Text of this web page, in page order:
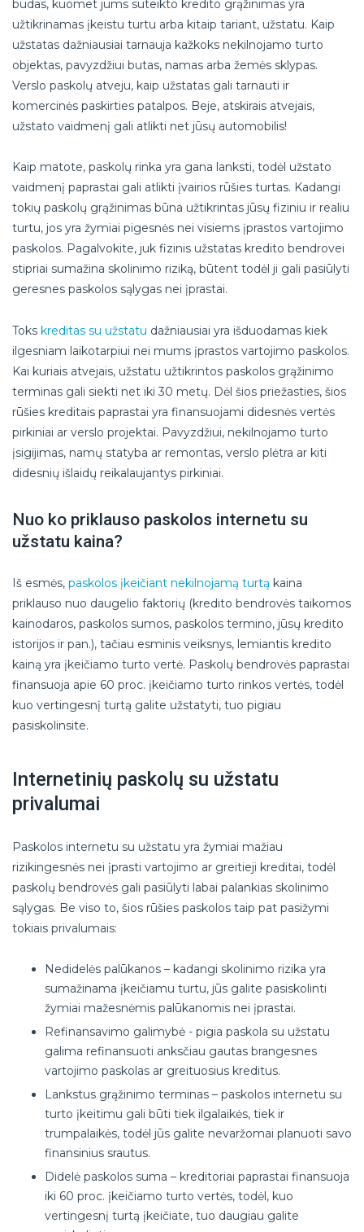
būdas, kuomet jums suteikto kredito grąžinimas yra
užtikrinamas įkeistu turtu arba kitaip tariant, užstatu. Kaip
užstatas dažniausiai tarnauja kažkoks nekilnojamo turto
objektas, pavyzdžiui butas, namas arba žemės sklypas.
Verslo paskolų atveju, kaip užstatas gali tarnauti ir
komercinės paskirties patalpos. Beje, atskirais atvejais,
užstato vaidmenį gali atlikti net jūsų automobilis!
Kaip matote, paskolų rinka yra gana lanksti, todėl užstato
vaidmenį paprastai gali atlikti įvairios rūšies turtas. Kadangi
tokių paskolų grąžinimas būna užtikrintas jūsų fiziniu ir realiu
turtu, jos yra žymiai pigesnės nei visiems įprastos vartojimo
paskolos. Pagalvokite, juk fizinis užstatas kredito bendrovei
stipriai sumažina skolinimo riziką, būtent todėl ji gali pasiūlyti
geresnes paskolos sąlygas nei įprastai.
Toks kreditas su užstatu dažniausiai yra išduodamas kiek
ilgesniam laikotarpiui nei mums įprastos vartojimo paskolos.
Kai kuriais atvejais, užstatu užtikrintos paskolos grąžinimo
terminas gali siekti net iki 30 metų. Dėl šios priežasties, šios
rūšies kreditais paprastai yra finansuojami didesnės vertės
pirkiniai ar verslo projektai. Pavyzdžiui, nekilnojamo turto
įsigijimas, namų statyba ar remontas, verslo plėtra ar kiti
didesnių išlaidų reikalaujantys pirkiniai.
Nuo ko priklauso paskolos internetu su
užstatu kaina?
Iš esmės, paskolos įkeičiant nekilnojamą turtą kaina
priklauso nuo daugelio faktorių (kredito bendrovės taikomos
kainodaros, paskolos sumos, paskolos termino, jūsų kredito
istorijos ir pan.), tačiau esminis veiksnys, lemiantis kredito
kainą yra įkeičiamo turto vertė. Paskolų bendrovės paprastai
finansuoja apie 60 proc. įkeičiamo turto rinkos vertės, todėl
kuo vertingesnį turtą galite užstatyti, tuo pigiau
pasiskolinsite.
Internetinių paskolų su užstatu
privalumai
Paskolos internetu su užstatu yra žymiai mažiau
rizikingesnės nei įprasti vartojimo ar greitieji kreditai, todėl
paskolų bendrovės gali pasiūlyti labai palankias skolinimo
sąlygas. Be viso to, šios rūšies paskolos taip pat pasižymi
tokiais privalumais:
Nedidelės palūkanos – kadangi skolinimo rizika yra
sumažinama įkeičiamu turtu, jūs galite pasiskolinti
žymiai mažesnėmis palūkanomis nei įprastai.
Refinansavimo galimybė - pigia paskola su užstatu
galima refinansuoti anksčiau gautas brangesnes
vartojimo paskolas ar greituosius kreditus.
Lankstus grąžinimo terminas – paskolos internetu su
turto įkeitimu gali būti tiek ilgalaikės, tiek ir
trumpalaikės, todėl jūs galite nevaržomai planuoti savo
finansinius srautus.
Didelė paskolos suma – kreditoriai paprastai finansuoja
iki 60 proc. įkeičiamo turto vertės, todėl, kuo
vertingesnį turtą įkeičiate, tuo daugiau galite